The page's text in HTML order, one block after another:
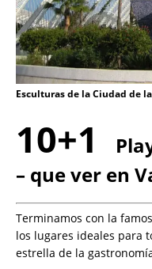
Esculturas de la Ciudad de
10+1
– que ver en
Terminamos con la
los lugares ideales para
estrella de la